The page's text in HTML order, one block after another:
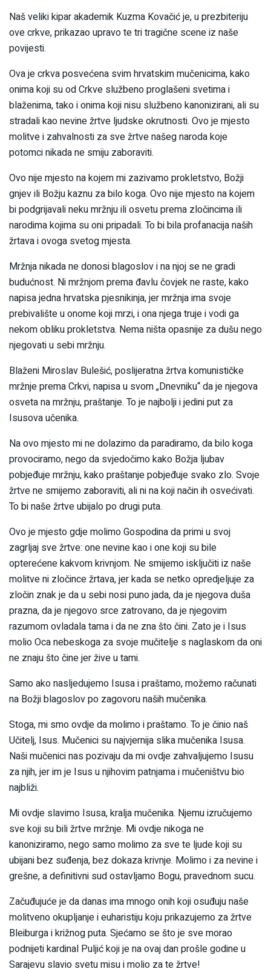
Naš veliki kipar akademik Kuzma Kovačić je, u prezbiteriju
ove crkve, prikazao upravo te tri tragične scene iz naše
povijesti.
Ova je crkva posvećena svim hrvatskim mučenicima, kako
onima koji su od Crkve službeno proglašeni svetima i
blaženima, tako i onima koji nisu službeno kanonizirani, ali su
stradali kao nevine žrtve ljudske okrutnosti. Ovo je mjesto
molitve i zahvalnosti za sve žrtve našeg naroda koje
potomci nikada ne smiju zaboraviti.
Ovo nije mjesto na kojem mi zazivamo prokletstvo, Božji
gnjev ili Božju kaznu za bilo koga. Ovo nije mjesto na kojem
bi podgrijavali neku mržnju ili osvetu prema zločincima ili
narodima kojima su oni pripadali. To bi bila profanacija naših
žrtava i ovoga svetog mjesta.
Mržnja nikada ne donosi blagoslov i na njoj se ne gradi
budućnost. Ni mržnjom prema đavlu čovjek ne raste, kako
napisa jedna hrvatska pjesnikinja, jer mržnja ima svoje
prebivalište u onome koji mrzi, i ona njega truje i vodi ga
nekom obliku prokletstva. Nema ništa opasnije za dušu nego
njegovati u sebi mržnju.
Blaženi Miroslav Bulešić, poslijeratna žrtva komunističke
mržnje prema Crkvi, napisa u svom „Dnevniku“ da je njegova
osveta na mržnju, praštanje. To je najbolji i jedini put za
Isusova učenika.
Na ovo mjesto mi ne dolazimo da paradiramo, da bilo koga
provociramo, nego da svjedočimo kako Božja ljubav
pobjeđuje mržnju, kako praštanje pobjeđuje svako zlo. Svoje
žrtve ne smijemo zaboraviti, ali ni na koji način ih osvećivati.
To bi naše žrtve ubijalo po drugi puta.
Ovo je mjesto gdje molimo Gospodina da primi u svoj
zagrljaj sve žrtve: one nevine kao i one koji su bile
opterećene kakvom krivnjom. Ne smijemo isključiti iz naše
molitve ni zločince žrtava, jer kada se netko opredjeljuje za
zločin znak je da u sebi nosi puno jada, da je njegova duša
prazna, da je njegovo srce zatrovano, da je njegovim
razumom ovladala tama i da ne zna što čini. Zato je i Isus
molio Oca nebeskoga za svoje mučitelje s naglaskom da oni
ne znaju što čine jer žive u tami.
Samo ako nasljedujemo Isusa i praštamo, možemo računati
na Božji blagoslov po zagovoru naših mučenika.
Stoga, mi smo ovdje da molimo i praštamo. To je činio naš
Učitelj, Isus. Mučenici su najvjernija slika mučenika Isusa.
Naši mučenici nas pozivaju da mi ovdje zahvaljujemo Isusu
za njih, jer im je Isus u njihovim patnjama i mučeništvu bio
najbliži.
Mi ovdje slavimo Isusa, kralja mučenika. Njemu izručujemo
sve koji su bili žrtve mržnje. Mi ovdje nikoga ne
kanoniziramo, nego samo molimo za sve te ljude koji su
ubijani bez suđenja, bez dokaza krivnje. Molimo i za nevine i
grešne, a definitivni sud ostavljamo Bogu, pravednom sucu.
Začuđujuće je da danas ima mnogo onih koji osuđuju naše
molitveno okupljanje i euharistiju koju prikazujemo za žrtve
Bleiburga i križnog puta. Sjećamo se što je sve morao
podnijeti kardinal Puljić koji je na ovaj dan prošle godine u
Sarajevu slavio svetu misu i molio za te žrtve!